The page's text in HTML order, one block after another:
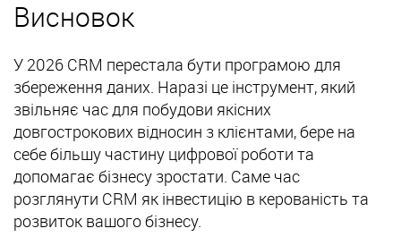
Висновок
У 2026 CRM перестала бути програмою для
збереження даних. Наразі це інструмент, який
звільняє час для побудови якісних
довгострокових відносин з клієнтами, бере на
себе більшу частину цифрової роботи та
допомагає бізнесу зростати. Саме час
розглянути CRM як інвестицію в керованість та
розвиток вашого бізнесу.